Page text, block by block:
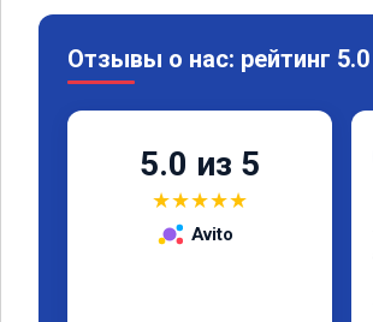
Отзывы о нас: рейтинг
5.0 из 5
★★★★★
Avito